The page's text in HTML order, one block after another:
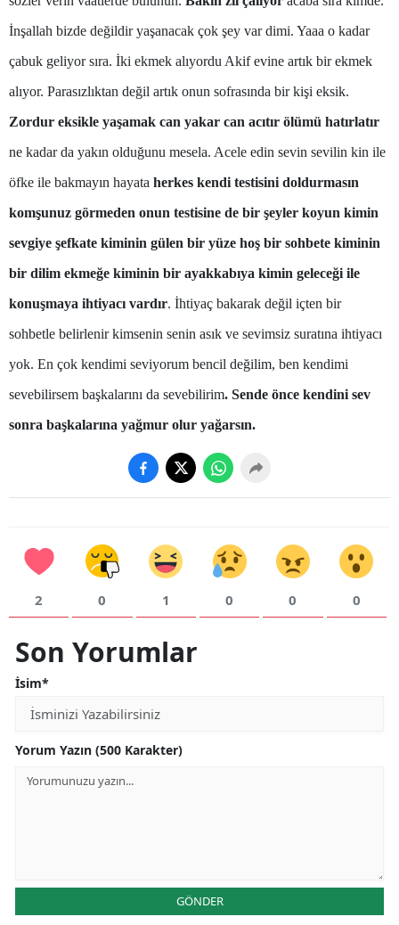
Samsun
Siirt
Tekirdağ
Tokat
Trabzon
Tunceli
Uşak
Van
Yozgat
Zonguldak
Bayburt
Karaman
Kırıkkale
Kilis
İnşallah bizde değildir yaşanacak çok şey var dimi. Yaaa o kadar
çabuk geliyor sıra. İki ekmek alıyordu Akif evine artık bir ekmek
alıyor. Parasızlıktan değil artık onun sofrasında bir kişi eksik.
Zordur eksikle yaşamak can yakar can acıtır ölümü hatırlatır
ne kadar da yakın olduğunu mesela. Acele edin sevin sevilin kin ile
öfke ile bakmayın hayata herkes kendi testisini doldurmasın
komşunuz görmeden onun testisine de bir şeyler koyun kimin
sevgiye şefkate kiminin gülen bir yüze hoş bir sohbete kiminin
bir dilim ekmeğe kiminin bir ayakkabıya kimin geleceği ile
konuşmaya ihtiyacı vardır. İhtiyaç bakarak değil içten bir
sohbetle belirlenir kimsenin senin asık ve sevimsiz suratına ihtiyacı
yok. En çok kendimi seviyorum bencil değilim, ben kendimi
sevebilirsem başkalarını da sevebilirim. Sende önce kendini sev
sonra başkalarına yağmur olur yağarsın.
2 0 1 0 0 0
Son Yorumlar
İsim*
Yorum Yazın (500 Karakter)
GÖNDER